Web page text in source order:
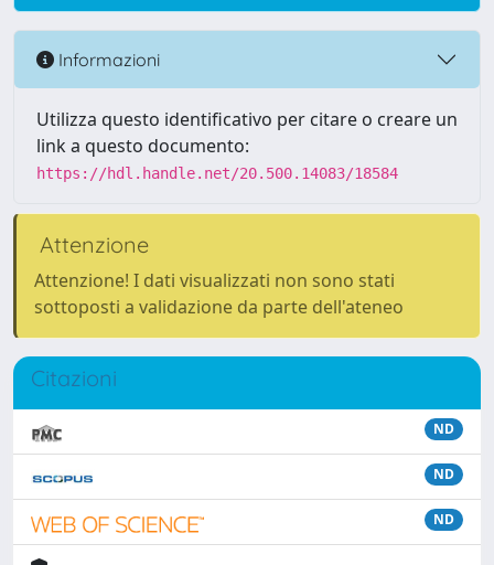
Informazioni
Utilizza questo identificativo per citare o creare un
link a questo documento:
https://hdl.handle.net/20.500.14083/18584
Attenzione
Attenzione! I dati visualizzati non sono stati
sottoposti a validazione da parte dell'ateneo
Citazioni
ND
ND
ND